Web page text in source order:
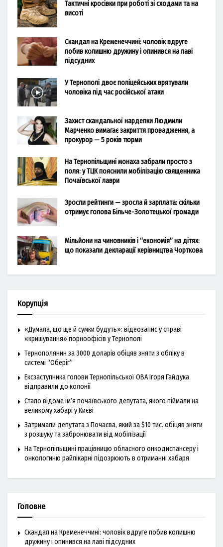
Тактичні кросівки при роботі зі сходами та на
висоті
Скандал на Кременеччині: чоловік вдруге
побив колишню дружину і опинився на лаві
підсудних
У Тернополі двоє поліцейських врятували
чоловіка під час російської атаки
Захист скандальної нардепки Людмили
Марченко вимагає закриття провадження, а
прокурор — 5 років тюрми
На Тернопільщині монаха забрали просто з
поля: у ТЦК пояснили мобілізацію священника
Почаївської лаври
Зросли рейтинги — зросла й зарплата: скільки
отримує голова Більче-Золотецької громади
Мільйони на чиновників і “економія” на дітях:
що показали декларації керівництва Чорткова
Корупція
«Думала, що ще й сумки будуть»: відеозапис у справі
«кришування» порноофісів у Тернополі
Тернополянин за 3000 доларів обіцяв зняти з обліку в
системі “Оберіг”
Ексзаступника голови Тернопільської ОВА Ігоря Гайдука
відправили до колонії
Стало відоме ім’я почаївського депутата, якого піймали на
великому хабарі у Києві
Затримали депутата з Почаєва, який за $10 тис. обіцяв зняти
з розшуку та забронювати від мобілізації
На Тернопільщині працівницю обласного онкодиспансеру і
онкологиню райлікарні підозрюють в отриманні хабаря
Головне
Скандал на Кременеччині: чоловік вдруге побив колишню
дружину і опинився на лаві підсудних